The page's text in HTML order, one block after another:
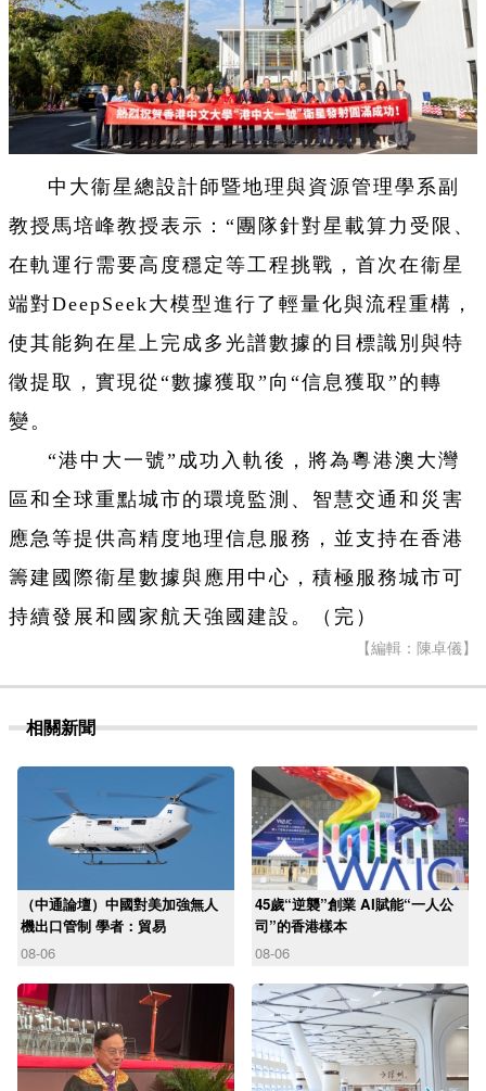
中大衞星總設計師暨地理與資源管理學系副
教授馬培峰教授表示：“團隊針對星載算力受限、
在軌運行需要高度穩定等工程挑戰，首次在衞星
端對DeepSeek大模型進行了輕量化與流程重構，
使其能夠在星上完成多光譜數據的目標識別與特
徵提取，實現從“數據獲取”向“信息獲取”的轉
變。
“港中大一號”成功入軌後，將為粵港澳大灣
區和全球重點城市的環境監測、智慧交通和災害
應急等提供高精度地理信息服務，並支持在香港
籌建國際衞星數據與應用中心，積極服務城市可
持續發展和國家航天強國建設。（完）
【編輯：陳卓儀】
相關新聞
（中通論壇）中國對美加強無人
機出口管制 學者：貿易
08-06
45歲“逆襲”創業 AI賦能“一人公
司”的香港樣本
08-06